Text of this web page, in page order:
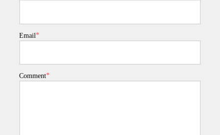
Email
Comment